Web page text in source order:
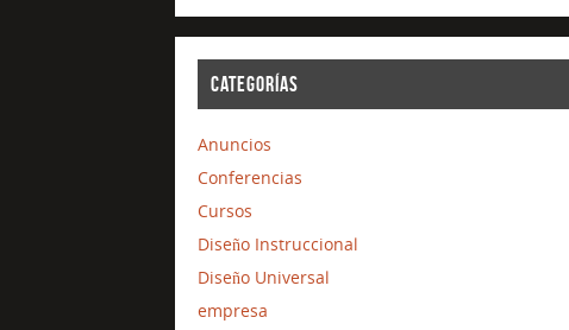
CATEGORÍAS
Anuncios
Conferencias
Cursos
Diseño Instruccional
Diseño Universal
empresa